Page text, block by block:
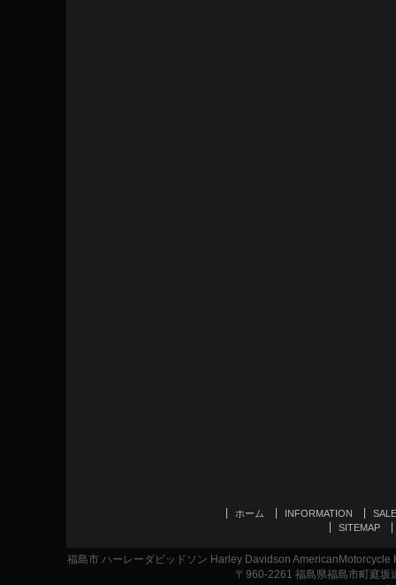
ホーム INFORMATION
SALE
SITEMAP
福島市 ハーレーダビッドソン Harley Davidson
〒960-2261 福島県福島市町庭